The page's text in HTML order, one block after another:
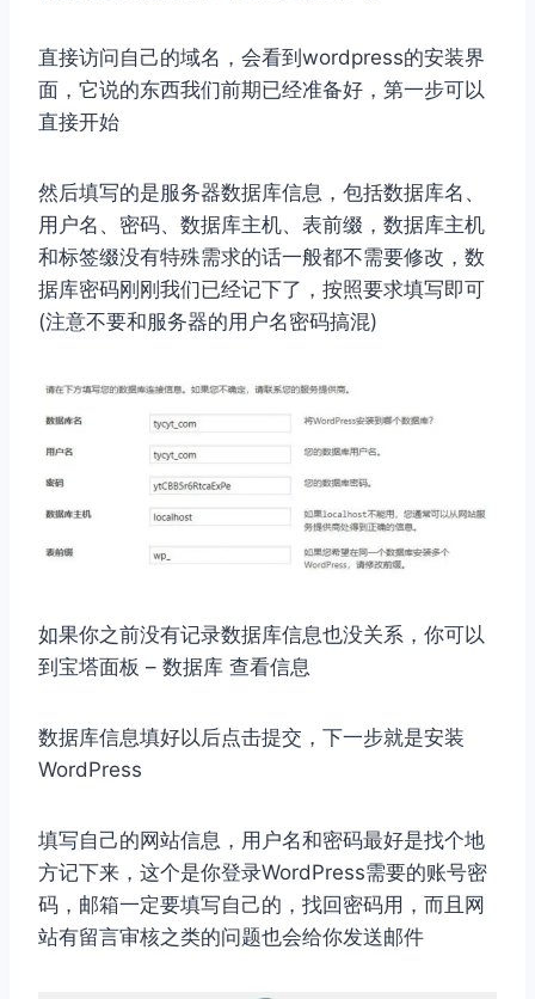
直接访问自己的域名，会看到wordpress的安装界
面，它说的东西我们前期已经准备好，第一步可以
直接开始
然后填写的是服务器数据库信息，包括数据库名、
用户名、密码、数据库主机、表前缀，数据库主机
和标签缀没有特殊需求的话一般都不需要修改，数
据库密码刚刚我们已经记下了，按照要求填写即可
(注意不要和服务器的用户名密码搞混)
如果你之前没有记录数据库信息也没关系，你可以
到宝塔面板 – 数据库 查看信息
数据库信息填好以后点击提交，下一步就是安装
WordPress
填写自己的网站信息，用户名和密码最好是找个地
方记下来，这个是你登录WordPress需要的账号密
码，邮箱一定要填写自己的，找回密码用，而且网
站有留言审核之类的问题也会给你发送邮件